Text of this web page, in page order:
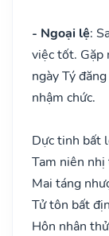
- Ngoại lệ:
việc tốt. Gặp
ngày Tý
nhậm chức.
Dực tinh bất
Tam niên
Mai táng
Tử tôn bất
Hôn nhân